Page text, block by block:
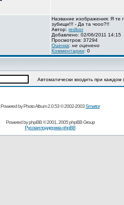
Название изображения: Я те
зубищи!!! - Да та чооо?!!
Автор: redbor
Добавлено: 02/06/2011 14:15
Просмотров: 37294
Оценка: не оценено
Комментарии: 0
Автоматически входить при каждом
Powered by Photo Album 2.0.53 © 2002-2003Smartor
Powered byphpBB© 2001, 2005 phpBB Group
Русская поддержка phpBB